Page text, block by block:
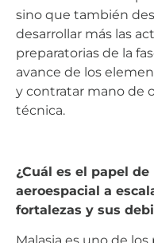
sino que también
desarrollar más las
preparatorias de la
avance de los
y contratar mano de
técnica.
¿Cuál es el papel
aeroespacial a
fortalezas y sus